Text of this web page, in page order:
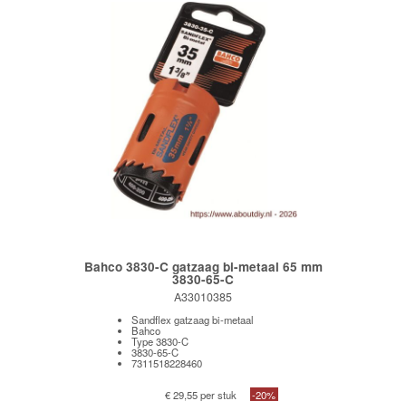
Bahco 3830-C gatzaag bi-metaal 65 mm
3830-65-C
A33010385
Sandflex gatzaag bi-metaal
Bahco
Type 3830-C
3830-65-C
7311518228460
€ 29,55 per stuk -20%